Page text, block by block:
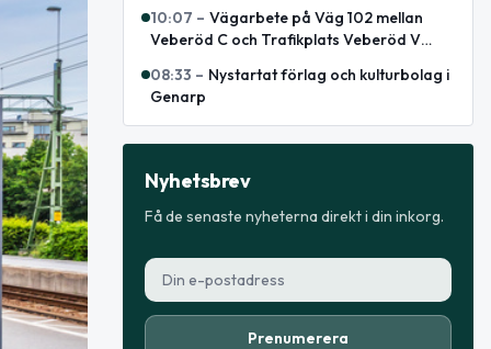
10:07 – Vägarbete på Väg 102 mellan
Veberöd C och Trafikplats Veberöd V
08:33 – Nystartat förlag och kulturbolag i
Genarp
Nyhetsbrev
Få de senaste nyheterna direkt i din inkorg.
Prenumerera